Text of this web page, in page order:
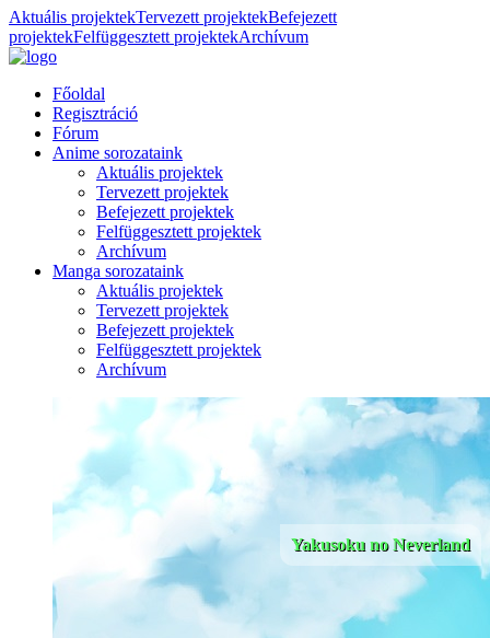
Aktuális projektekTervezett projektekBefejezett
projektekFelfüggesztett projektekArchívum
Főoldal
Regisztráció
Fórum
Anime sorozataink
Aktuális projektek
Tervezett projektek
Befejezett projektek
Felfüggesztett projektek
Archívum
Manga sorozataink
Aktuális projektek
Tervezett projektek
Befejezett projektek
Felfüggesztett projektek
Archívum
Yakusoku no Neverland